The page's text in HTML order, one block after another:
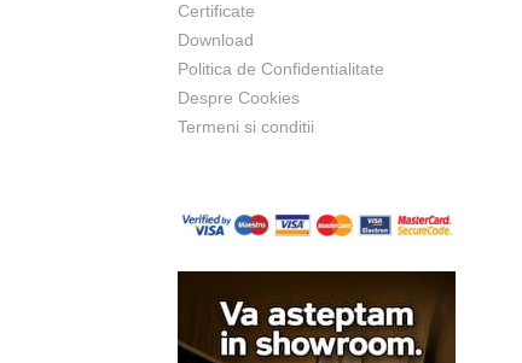
Certificate
Download
Politica de Confidentialitate
Despre Cookies
Termeni si conditii